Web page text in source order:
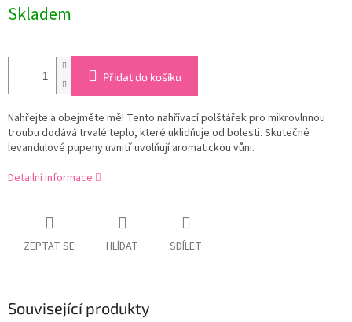
cena:
Skladem
Přidat do košíku
Nahřejte a obejměte mě! Tento nahřívací polštářek pro mikrovlnnou
troubu dodává trvalé teplo, které uklidňuje od bolesti. Skutečné
levandulové pupeny uvnitř uvolňují aromatickou vůni.
Detailní informace
ZEPTAT SE HLÍDAT SDÍLET
Související produkty